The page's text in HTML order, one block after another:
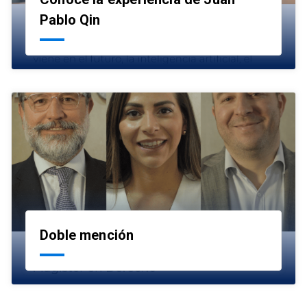
Pablo Qin
Doble mención